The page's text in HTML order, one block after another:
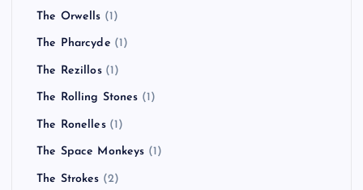
The Orwells (1)
The Pharcyde (1)
The Rezillos(1)
The Rolling Stones (1)
The Ronelles(1)
The Space Monkeys (1)
The Strokes (2)